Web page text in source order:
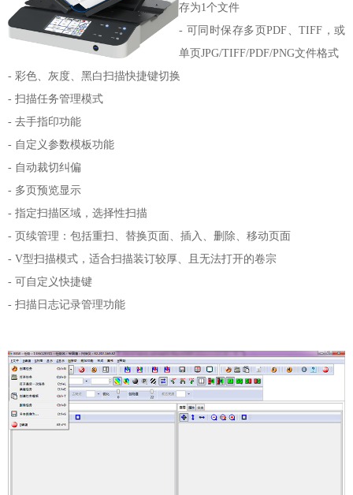
存为1个文件
- 可同时保存多页PDF、TIFF，或
单页JPG/TIFF/PDF/PNG文件格式
- 彩色、灰度、黑白扫描快捷键切换
- 扫描任务管理模式
- 去手指印功能
- 自定义参数模板功能
- 自动裁切纠偏
- 多页预览显示
- 指定扫描区域，选择性扫描
- 页续管理：包括重扫、替换页面、插入、删除、移动页面
- V型扫描模式，适合扫描装订较厚、且无法打开的卷宗
- 可自定义快捷键
- 扫描日志记录管理功能